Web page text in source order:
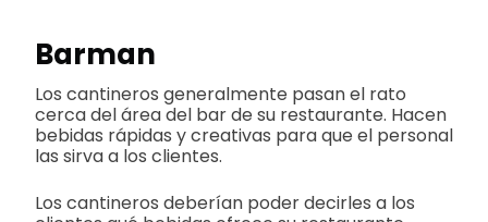
Barman
Los cantineros generalmente pasan el rato
cerca del área del bar de su restaurante. Hacen
bebidas rápidas y creativas para que el personal
las sirva a los clientes.
Los cantineros deberían poder decirles a los